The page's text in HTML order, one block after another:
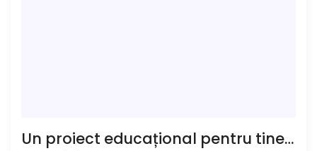
Un proiect educațional pentru tineri derulat de Muzeul Județean a ajuns la final